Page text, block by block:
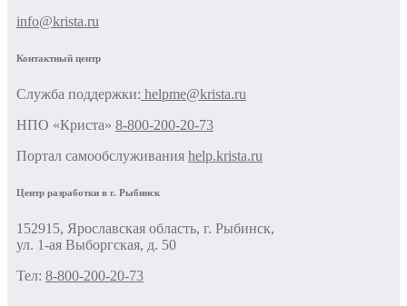
info@krista.ru
Контактный центр
Cлужба поддержки: helpme@krista.ru
НПО «Криста» 8-800-200-20-73
Портал самообслуживания help.krista.ru
Центр разработки в г. Рыбинск
152915, Ярославская область, г. Рыбинск,
ул. 1-ая Выборгская, д. 50
Тел: 8-800-200-20-73